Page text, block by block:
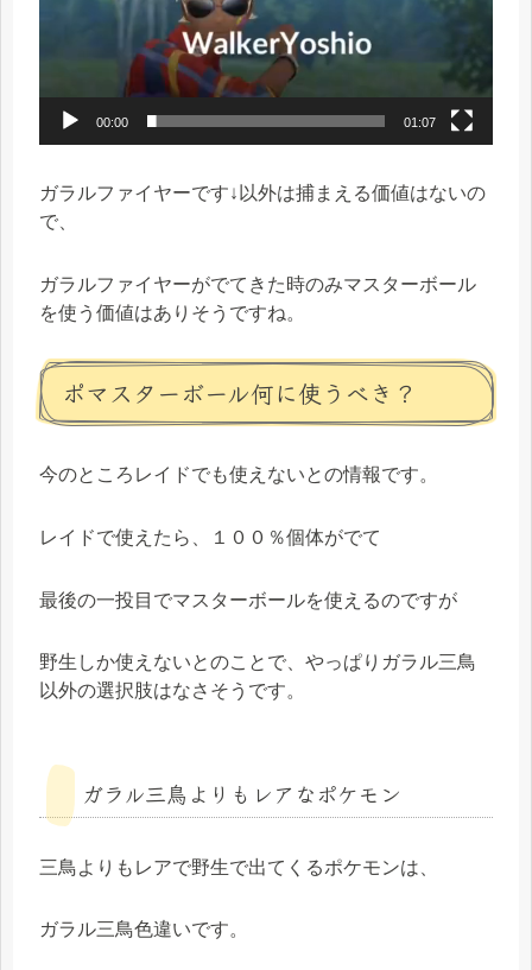
00:00 01:07
ガラルファイヤーです↓以外は捕まえる価値はないの
で、
ガラルファイヤーがでてきた時のみマスターボール
を使う価値はありそうですね。
ポマスターボール何に使うべき？
今のところレイドでも使えないとの情報です。
レイドで使えたら、１００％個体がでて
最後の一投目でマスターボールを使えるのですが
野生しか使えないとのことで、やっぱりガラル三鳥
以外の選択肢はなさそうです。
ガラル三鳥よりもレアなポケモン
三鳥よりもレアで野生で出てくるポケモンは、
ガラル三鳥色違いです。